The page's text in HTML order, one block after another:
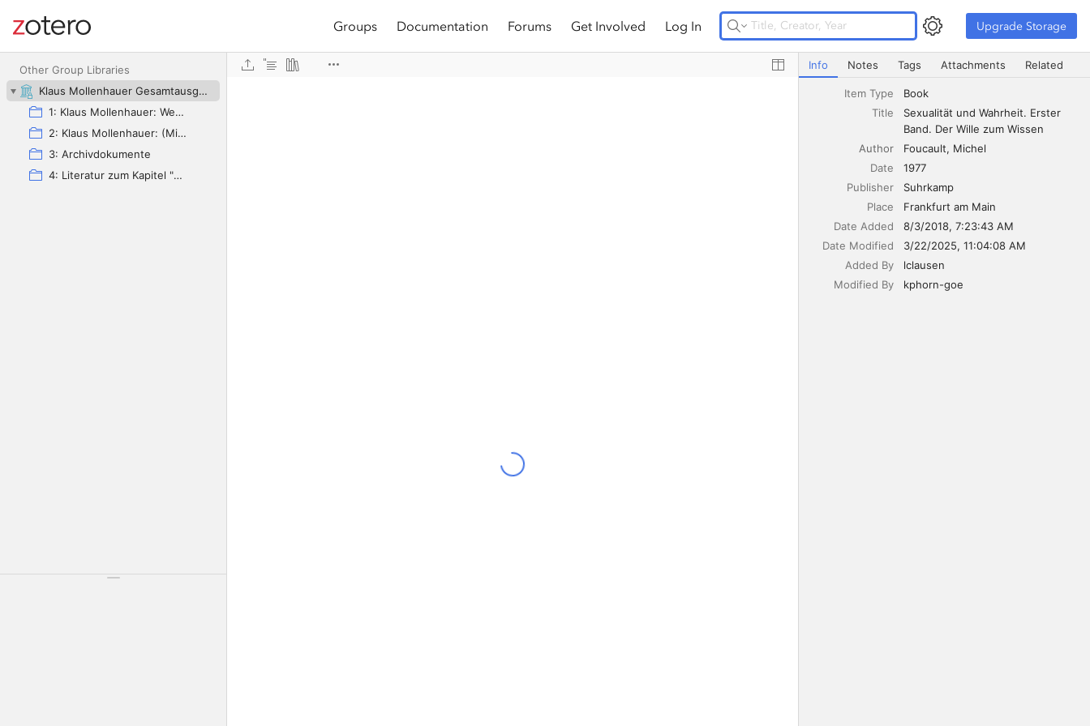
Site navigation
Groups Documentation Forums Get Involved Log In Upgrade Storage Upgrade Storage
Other Group Libraries
Klaus Mollenhauer Gesamtausgabe (KMG)
1: Klaus Mollenhauer: Werke
2: Klaus Mollenhauer: (Mit-)herausgegebene und -verfasste Bücher
3: Archivdokumente
4: Literatur zum Kapitel "Empfehlungen zum Studium der Geschichte der Familienerziehung" von Ulrich Herrmann (in: Die Familienerziehung)
Sexualität und Wahrheit. Erster Band. Der Wille zum
Info Notes Tags Attachments Related
Item Type
Book
Title
Sexualität und Wahrheit. Erster
Band. Der Wille zum Wissen
Author
Foucault
Michel
Date
1977
Publisher
Suhrkamp
Place
Frankfurt am Main
Date Added
8/3/2018, 7:23:43 AM
Date Modified
3/22/2025, 11:04:08 AM
Added By
lclausen
Modified By
kphorn-goe